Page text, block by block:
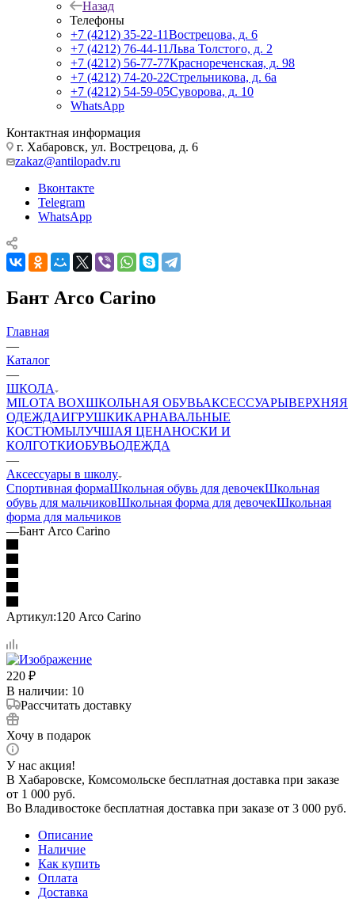
Назад
Телефоны
+7 (4212) 35-22-11Вострецова, д. 6
+7 (4212) 76-44-11Льва Толстого, д. 2
+7 (4212) 56-77-77Краснореченская, д. 98
+7 (4212) 74-20-22Стрельникова, д. 6а
+7 (4212) 54-59-05Суворова, д. 10
WhatsApp
Контактная информация
г. Хабаровск, ул. Вострецова, д. 6
zakaz@antilopadv.ru
Вконтакте
Telegram
WhatsApp
Бант Arco Carino
Главная
—
Каталог
—
ШКОЛА
MILOTA BOXШКОЛЬНАЯ ОБУВЬАКСЕССУАРЫВЕРХНЯЯ
ОДЕЖДАИГРУШКИКАРНАВАЛЬНЫЕ
КОСТЮМЫЛУЧШАЯ ЦЕНАНОСКИ И
КОЛГОТКИОБУВЬОДЕЖДА
—
Аксессуары в школу
Спортивная формаШкольная обувь для девочекШкольная
обувь для мальчиковШкольная форма для девочекШкольная
форма для мальчиков
—Бант Arco Carino
Артикул:120 Arco Carino
220 ₽
В наличии: 10
Рассчитать доставку
Хочу в подарок
У нас акция!
В Хабаровске, Комсомольске бесплатная доставка при заказе
от 1 000 руб.
Во Владивостоке бесплатная доставка при заказе от 3 000 руб.
Описание
Наличие
Как купить
Оплата
Доставка